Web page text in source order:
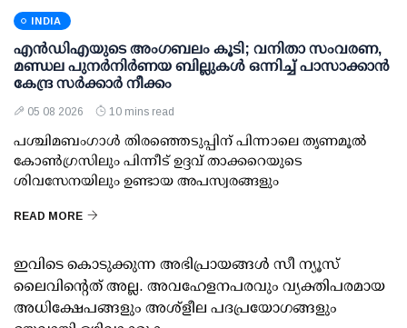
INDIA
എന്‍ഡിഎയുടെ അംഗബലം കൂടി; വനിതാ സംവരണ,
മണ്ഡല പുനര്‍നിര്‍ണയ ബില്ലുകള്‍ ഒന്നിച്ച് പാസാക്കാന്‍
കേന്ദ്ര സര്‍ക്കാര്‍ നീക്കം
05 08 2026 10 mins read
പശ്ചിമബംഗാള്‍ തിരഞ്ഞെടുപ്പിന് പിന്നാലെ തൃണമൂല്‍
കോണ്‍ഗ്രസിലും പിന്നീട് ഉദ്ദവ് താക്കറെയുടെ
ശിവസേനയിലും ഉണ്ടായ അപസ്വരങ്ങളും
READ MORE
ഇവിടെ കൊടുക്കുന്ന അഭിപ്രായങ്ങള്‍ സീ ന്യൂസ്
ലൈവിന്റെത് അല്ല. അവഹേളനപരവും വ്യക്തിപരമായ
അധിക്ഷേപങ്ങളും അശ്‌ളീല പദപ്രയോഗങ്ങളും